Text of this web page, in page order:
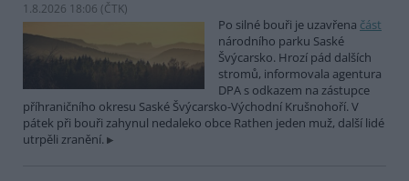
1.8.2026 18:06 (ČTK)
Po silné bouři je uzavřena část
národního parku Saské
Švýcarsko. Hrozí pád dalších
stromů, informovala agentura
DPA s odkazem na zástupce
příhraničního okresu Saské Švýcarsko-Východní Krušnohoří. V
pátek při bouři zahynul nedaleko obce Rathen jeden muž, další lidé
utrpěli zranění.